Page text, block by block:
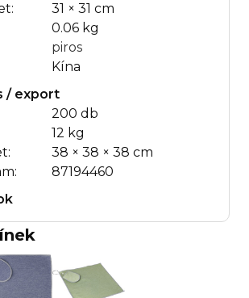
31 × 31 cm
0.06 kg
piros
Kína
/ export
200 db
12 kg
38 × 38 × 38 cm
87194460